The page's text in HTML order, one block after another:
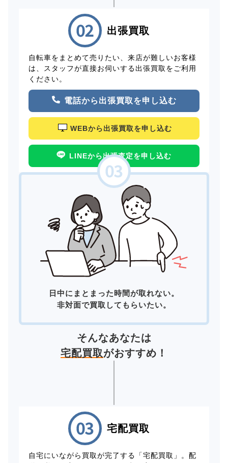
出張買取
自転車をまとめて売りたい、来店が難しいお客様
は、スタッフが直接お伺いする出張買取をご利用
ください。
電話から出張買取を申し込む
WEBから出張買取を申し込む
LINEから出張査定を申し込む
日中にまとまった時間が取れない。
非対面で買取してもらいたい。
そんなあなたは
宅配買取がおすすめ！
宅配買取
自宅にいながら買取が完了する「宅配買取」。配